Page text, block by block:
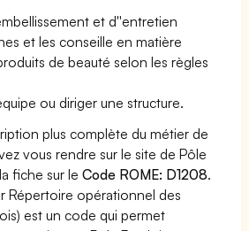
et d''entretien
et les conseille en matière
de beauté selon les règles
ou diriger une structure.
plus complète du métier de
vous rendre sur le site de Pôle
fiche sur leCode ROME: D1208.
Répertoire opérationnel des
est un code qui permet